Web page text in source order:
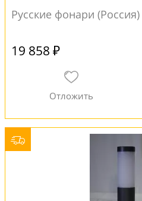
Русские фонари (Россия)
19 858 ₽